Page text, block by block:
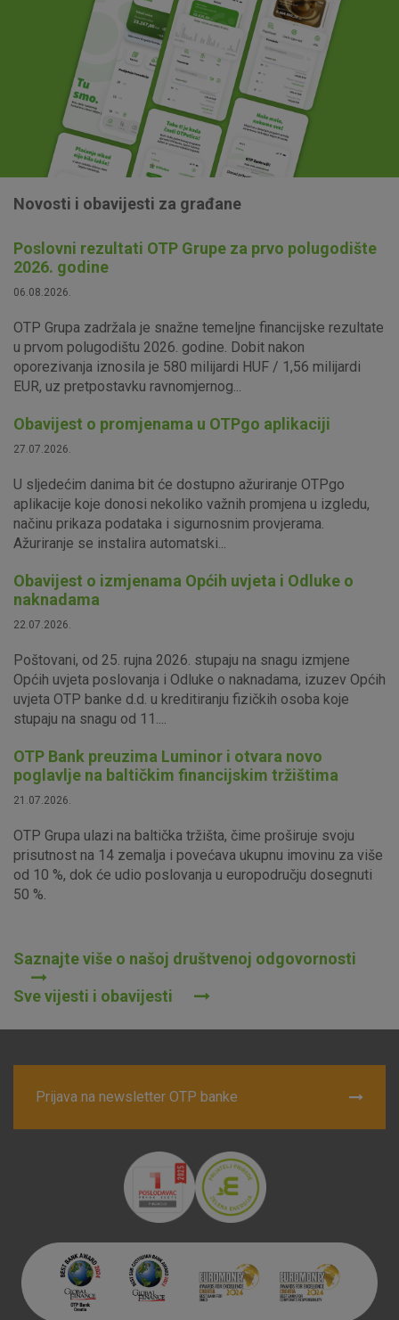
Novosti i obavijesti za građane
Poslovni rezultati OTP Grupe za prvo polugodište
2026. godine
06.08.2026.
OTP Grupa zadržala je snažne temeljne financijske rezultate
u prvom polugodištu 2026. godine. Dobit nakon
oporezivanja iznosila je 580 milijardi HUF / 1,56 milijardi
EUR, uz pretpostavku ravnomjernog...
Obavijest o promjenama u OTPgo aplikaciji
27.07.2026.
U sljedećim danima bit će dostupno ažuriranje OTPgo
aplikacije koje donosi nekoliko važnih promjena u izgledu,
načinu prikaza podataka i sigurnosnim provjerama.
Ažuriranje se instalira automatski...
Obavijest o izmjenama Općih uvjeta i Odluke o
naknadama
22.07.2026.
Poštovani, od 25. rujna 2026. stupaju na snagu izmjene
Općih uvjeta poslovanja i Odluke o naknadama, izuzev Općih
uvjeta OTP banke d.d. u kreditiranju fizičkih osoba koje
stupaju na snagu od 11....
OTP Bank preuzima Luminor i otvara novo
poglavlje na baltičkim financijskim tržištima
21.07.2026.
OTP Grupa ulazi na baltička tržišta, čime proširuje svoju
prisutnost na 14 zemalja i povećava ukupnu imovinu za više
od 10 %, dok će udio poslovanja u europodručju dosegnuti
50 %.
Saznajte više o našoj društvenoj odgovornosti
Sve vijesti i obavijesti
Prijava na newsletter OTP banke